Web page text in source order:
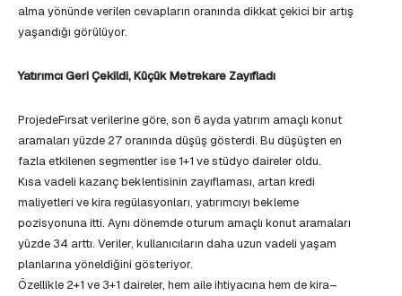
alma yönünde verilen cevapların oranında dikkat çekici bir artış
yaşandığı görülüyor.
Yatırımcı Geri Çekildi, Küçük Metrekare Zayıfladı
ProjedeFırsat verilerine göre, son 6 ayda yatırım amaçlı konut
aramaları yüzde 27 oranında düşüş gösterdi. Bu düşüşten en
fazla etkilenen segmentler ise 1+1 ve stüdyo daireler oldu.
Kısa vadeli kazanç beklentisinin zayıflaması, artan kredi
maliyetleri ve kira regülasyonları, yatırımcıyı bekleme
pozisyonuna itti. Aynı dönemde oturum amaçlı konut aramaları
yüzde 34 arttı. Veriler, kullanıcıların daha uzun vadeli yaşam
planlarına yöneldiğini gösteriyor.
Özellikle 2+1 ve 3+1 daireler, hem aile ihtiyacına hem de kira–